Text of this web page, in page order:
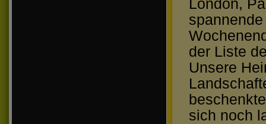
London,
der Liste
Unsere
sich noch